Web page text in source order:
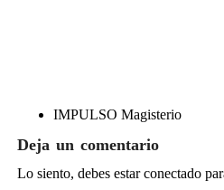
IMPULSO Magisterio
Deja un comentario
Lo siento, debes estarconectado